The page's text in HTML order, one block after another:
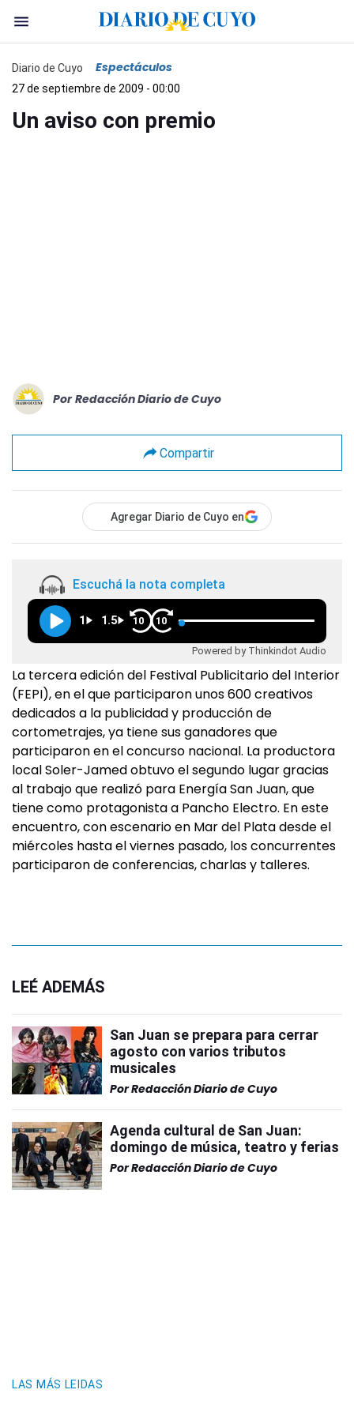
Diario de Cuyo Espectáculos
27 de septiembre de 2009 - 00:00
Un aviso con premio
Por Redacción Diario de Cuyo
Compartir
Agregar Diario de Cuyo en
Escuchá la nota completa
1 1.5 10 10
Powered by Thinkindot Audio
La tercera edición del Festival Publicitario del Interior
(FEPI), en el que participaron unos 600 creativos
dedicados a la publicidad y producción de
cortometrajes, ya tiene sus ganadores que
participaron en el concurso nacional. La productora
local Soler-Jamed obtuvo el segundo lugar gracias
al trabajo que realizó para Energía San Juan, que
tiene como protagonista a Pancho Electro. En este
encuentro, con escenario en Mar del Plata desde el
miércoles hasta el viernes pasado, los concurrentes
participaron de conferencias, charlas y talleres.
LEÉ ADEMÁS
San Juan se prepara para cerrar
agosto con varios tributos
musicales
PorRedacción Diario de Cuyo
Agenda cultural de San Juan:
domingo de música, teatro y ferias
PorRedacción Diario de Cuyo
LAS MÁS LEIDAS